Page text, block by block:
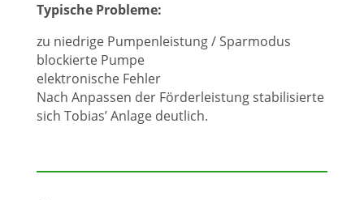
Typische Probleme:
zu niedrige Pumpenleistung / Sparmodus
blockierte Pumpe
elektronische Fehler
Nach Anpassen der Förderleistung stabilisierte
sich Tobias’ Anlage deutlich.